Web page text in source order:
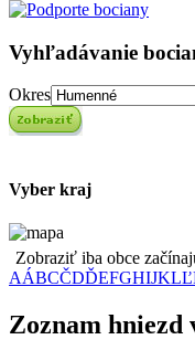
Vyhľadávanie
Okres
Vyber kraj
Zobraziť iba obce
AÁBCČDĎEFGHIJKLĽ
Zoznam hniezd